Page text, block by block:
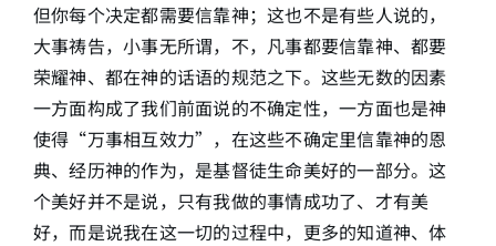
但你每个决定都需要信靠神；这也不是有些人说的，
大事祷告，小事无所谓，不，凡事都要信靠神、都要
荣耀神、都在神的话语的规范之下。这些无数的因素
一方面构成了我们前面说的不确定性，一方面也是神
使得“万事相互效力”，在这些不确定里信靠神的恩
典、经历神的作为，是基督徒生命美好的一部分。这
个美好并不是说，只有我做的事情成功了、才有美
好，而是说我在这一切的过程中，更多的知道神、体